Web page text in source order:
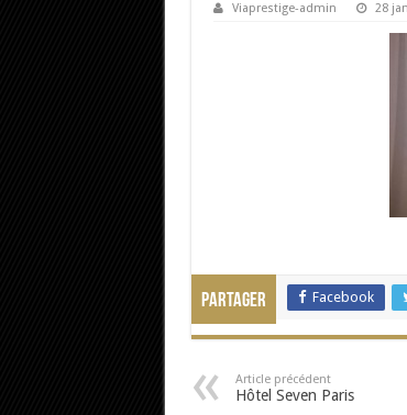
Viaprestige-admin 28
Partager Facebook
Article précédent
Hôtel Seven Paris